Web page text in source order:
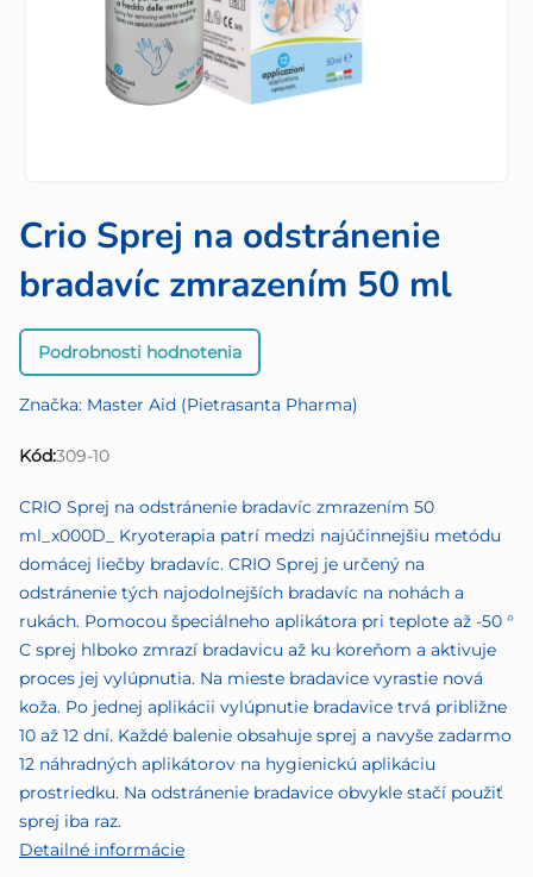
Crio Sprej na odstránenie
bradavíc zmrazením 50 ml
Priemerné
hodnotenie
je
0,0
5
hviezdičiek.
Podrobnosti hodnotenia
Značka: Master Aid (Pietrasanta Pharma)
Kód:309-10
CRIO Sprej na odstránenie bradavíc zmrazením 50
ml_x000D_ Kryoterapia patrí medzi najúčinnejšiu metódu
domácej liečby bradavíc. CRIO Sprej je určený na
odstránenie tých najodolnejších bradavíc na nohách a
rukách. Pomocou špeciálneho aplikátora pri teplote až -50 °
C sprej hlboko zmrazí bradavicu až ku koreňom a aktivuje
proces jej vylúpnutia. Na mieste bradavice vyrastie nová
koža. Po jednej aplikácii vylúpnutie bradavice trvá približne
10 až 12 dní. Každé balenie obsahuje sprej a navyše zadarmo
12 náhradných aplikátorov na hygienickú aplikáciu
prostriedku. Na odstránenie bradavice obvykle stačí použiť
sprej iba raz.
Detailné informácie